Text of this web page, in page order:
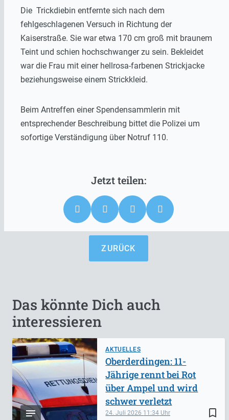
Die Trickdiebin entfernte sich nach dem
fehlgeschlagenen Versuch in Richtung der
Kaiserstraße. Sie war etwa 170 cm groß mit braunem
Teint und schien hochschwanger zu sein. Bekleidet
war die Frau mit einer hellrosa-farbenen Strickjacke
beziehungsweise einem Strickkleid.
Beim Antreffen einer Spendensammlerin mit
entsprechender Beschreibung bittet die Polizei um
sofortige Verständigung über Notruf 110.
ZURÜCK
Das könnte Dich auch
interessieren
AKTUELLES
bookmark_border
24. Juli 2026 11:34
Oberderdingen: 11-
Jährige rennt bei Rot
über Ampel und wird
schwer verletzt